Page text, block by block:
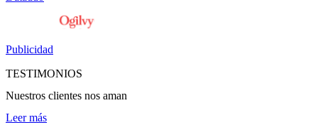
Publicidad
TESTIMONIOS
Nuestros clientes nos aman
Leer más